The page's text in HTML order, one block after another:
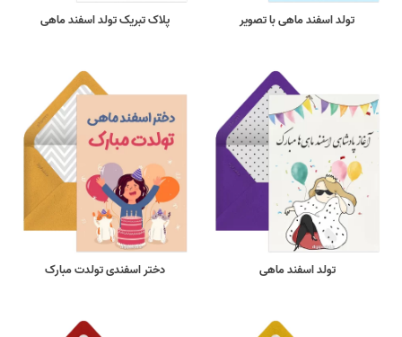
تولد اسفند ماهی با تصویر پلاک تبریک تولد اسفند ماهی
تولد اسفند ماهی دختر اسفندی تولدت مبارک